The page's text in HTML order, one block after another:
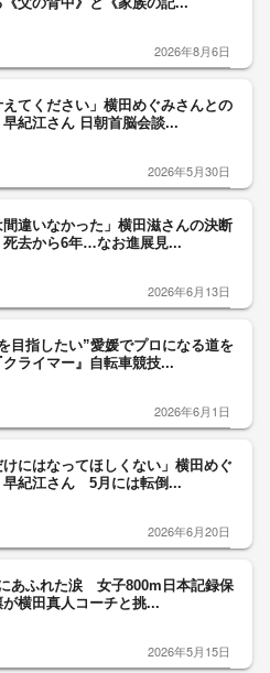
2026年8月6日
えてください」横田めぐみさんとの
紀江さん 日朝首脳会談...
2026年5月30日
間違いなかった」横田滋さんの決断
去から6年…なお進展見...
2026年6月13日
目指したい”愛媛でプロになる道を
ライマー』自転車競技...
2026年6月1日
けにはなってほしくない」横田めぐ
早紀江さん 5月には転倒...
2026年6月20日
あふれた涙 女子800m日本記録保
横田真人コーチと挑...
2026年5月15日